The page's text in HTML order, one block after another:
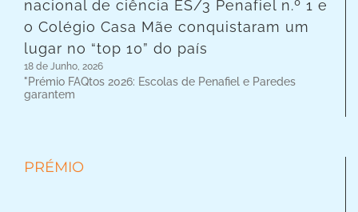
nacional de ciência ES/3 Penafiel n.º 1 e
o Colégio Casa Mãe conquistaram um
lugar no “top 10” do país
18 de Junho, 2026
"Prémio FAQtos 2026: Escolas de Penafiel e Paredes
garantem
PRÉMIO